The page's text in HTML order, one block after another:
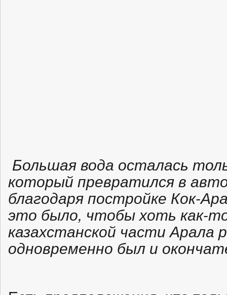
Большая вода осталась
который превратился в
благодаря постройке Кок-
это было, чтобы хоть как-
казахстанской части Арала
одновременно был и